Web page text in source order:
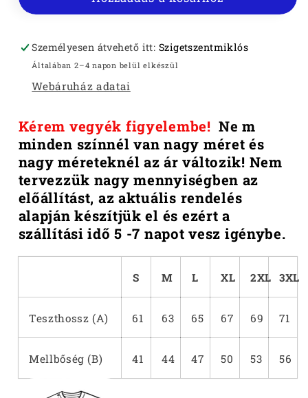
csökkentésenövelése
Személyesen átvehető itt: Szigetszentmiklós
Általában 2–4 napon belül elkészül
Webáruház adatai
Kérem vegyék figyelembe!Ne m
minden színnél van nagy méret és
nagy méreteknél az ár változik! Nem
tervezzük nagy mennyiségben az
előállítást, az aktuális rendelés
alapján készítjük el és ezért a
szállítási idő 5 -7 napot vesz igénybe.
S M L XL 2XL 3XL
Teszthossz (A) 61 63 65 67 69 71
Mellbőség (B) 41 44 47 50 53 56